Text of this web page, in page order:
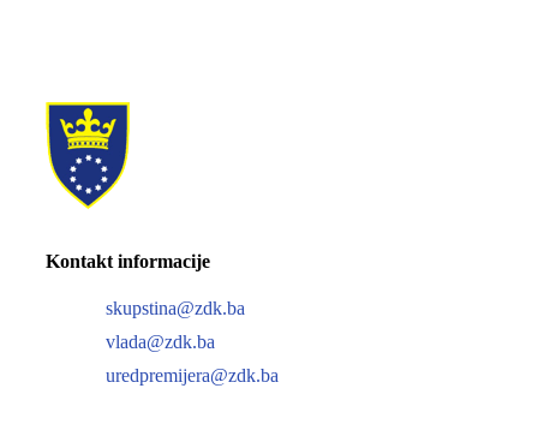
Kontakt informacije
skupstina@zdk.ba
vlada@zdk.ba
uredpremijera@zdk.ba